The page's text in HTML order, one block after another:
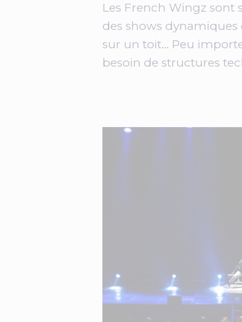
Les French Wingz sont
des shows
sur un toit… Peu
besoin de structures